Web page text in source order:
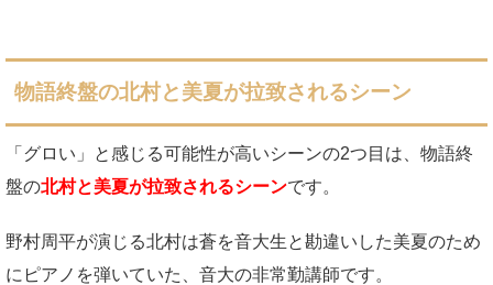
物語終盤の北村と美夏が拉致されるシーン
「グロい」と感じる可能性が高いシーンの2つ目は、物語終
盤の北村と美夏が拉致されるシーンです。
野村周平が演じる北村は蒼を音大生と勘違いした美夏のため
にピアノを弾いていた、音大の非常勤講師です。